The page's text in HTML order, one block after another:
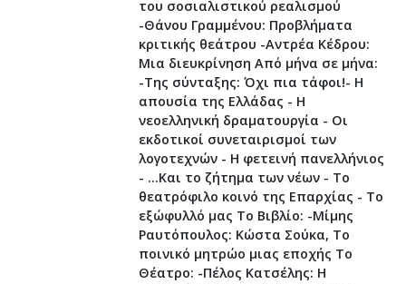
του σοσιαλιστικού ρεαλισμού
-Θάνου Γραμμένου: Προβλήματα
κριτικής θεάτρου -Αντρέα Κέδρου:
Μια διευκρίνηση Από μήνα σε μήνα:
-Της σύνταξης: Όχι πια τάφοι!- Η
απουσία της Ελλάδας - Η
νεοελληνική δραματουργία - Οι
εκδοτικοί συνεταιρισμοί των
λογοτεχνών - Η φετεινή πανελλήνιος
- ...Και το ζήτημα των νέων - Το
θεατρόφιλο κοινό της Επαρχίας - Το
εξώφυλλό μας Το Βιβλίο: -Μίμης
Ραυτόπουλος: Κώστα Σούκα, Το
ποινικό μητρώο μιας εποχής Το
Θέατρο: -Πέλος Κατσέλης: Η